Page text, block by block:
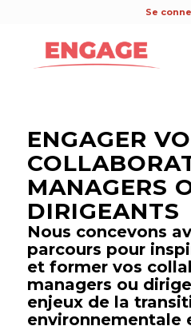
Se
ENGAGER
MANAGERS
DIRIGEANTS
Nous concevons
parcours pour
et former vos
managers ou
enjeux de la
environnementale